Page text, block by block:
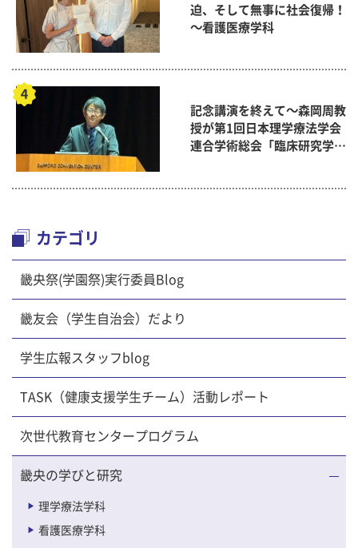
迫、そして無事に社会復帰！
～看護医療学科
記念講演を終えて～森岡周教
授が第1回日本理学療法学会
連合学術総会「臨床研究学術
カテゴリ
畿央祭(学園祭)実行委員Blog
畿友会（学生自治会）だより
学生広報スタッフblog
TASK（健康支援学生チーム）活動レポート
次世代教育センタープログラム
畿央の学びと研究
理学療法学科
看護医療学科